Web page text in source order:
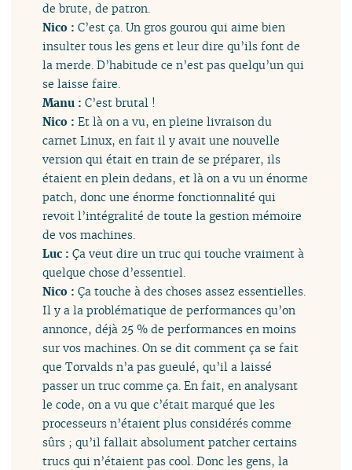
de brute, de patron.
Nico :C’est ça. Un gros gourou qui aime bien
insulter tous les gens et leur dire qu’ils font de
la merde. D’habitude ce n’est pas quelqu’un qui
se laisse faire.
Manu :C’est brutal !
Nico :Et là on a vu, en pleine livraison du
carnet Linux, en fait il y avait une nouvelle
version qui était en train de se préparer, ils
étaient en plein dedans, et là on a vu un énorme
patch, donc une énorme fonctionnalité qui
revoit l’intégralité de toute la gestion mémoire
de vos machines.
Luc :Ça veut dire un truc qui touche vraiment à
quelque chose d’essentiel.
Nico :Ça touche à des choses assez essentielles.
Il y a la problématique de performances qu’on
annonce, déjà 25 % de performances en moins
sur vos machines. On se dit comment ça se fait
que Torvalds n’a pas gueulé, qu’il a laissé
passer un truc comme ça. En fait, en analysant
le code, on a vu que c’était marqué que les
processeurs n’étaient plus considérés comme
sûrs ; qu’il fallait absolument patcher certains
trucs qui n’étaient pas cool. Donc les gens, la